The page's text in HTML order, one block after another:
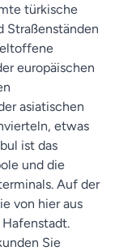
türkische
Straßenständen
europäischen
asiatischen
etwas
ist das
und die
Auf der
von hier aus
Sie